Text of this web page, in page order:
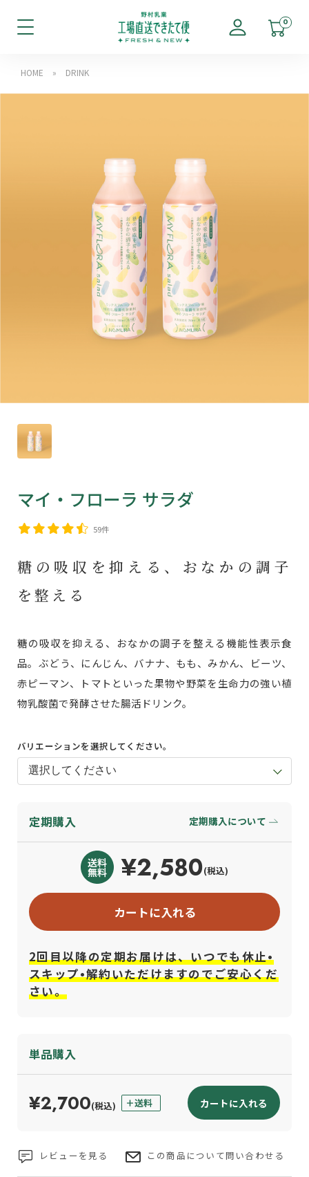
0
HOME » DRINK
マイ・フローラ サラダ
59件
糖の吸収を抑える、おなかの調子
を整える
糖の吸収を抑える、おなかの調子を整える機能性表示食
品。ぶどう、にんじん、バナナ、もも、みかん、ビーツ、
赤ピーマン、トマトといった果物や野菜を生命力の強い植
物乳酸菌で発酵させた腸活ドリンク。
バリエーションを選択してください。
定期購入 定期購入について
¥2,580(税込)
カートに入れる
2回目以降の定期お届けは、いつでも休止•
スキップ•解約いただけますのでご安心くだ
さい。
単品購入
¥2,700(税込) カートに入れる
レビューを見る この商品について問い合わせる